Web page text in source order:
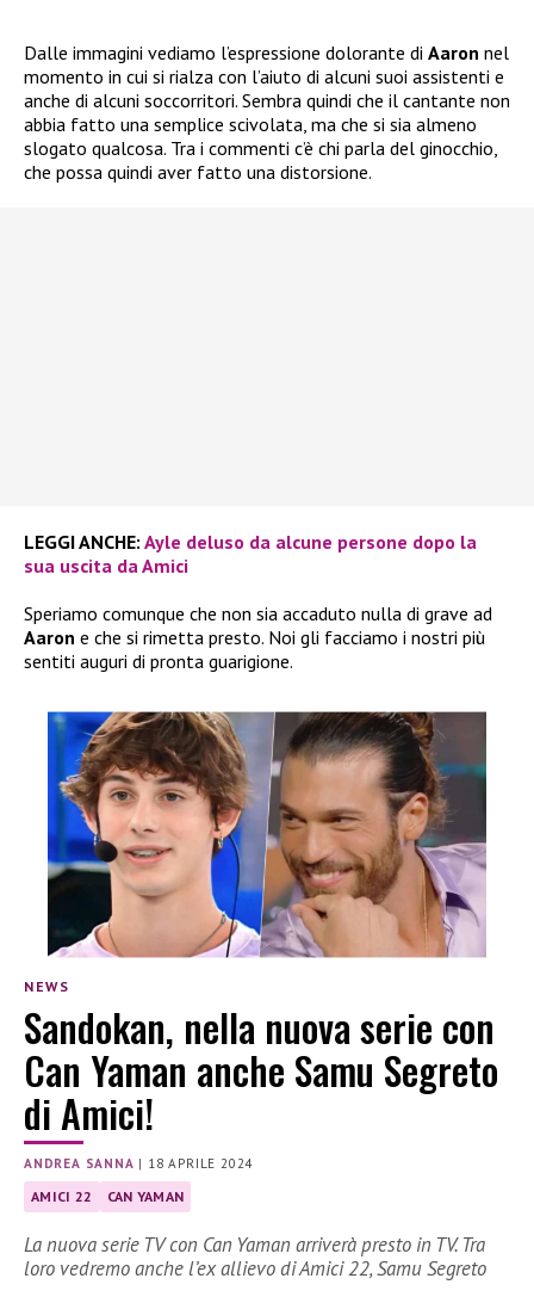
Dalle immagini vediamo l’espressione dolorante di Aaron nel
momento in cui si rialza con l’aiuto di alcuni suoi assistenti e
anche di alcuni soccorritori. Sembra quindi che il cantante non
abbia fatto una semplice scivolata, ma che si sia almeno
slogato qualcosa. Tra i commenti c’è chi parla del ginocchio,
che possa quindi aver fatto una distorsione.
LEGGI ANCHE: Ayle deluso da alcune persone dopo la
sua uscita da Amici
Speriamo comunque che non sia accaduto nulla di grave ad
Aaron e che si rimetta presto. Noi gli facciamo i nostri più
sentiti auguri di pronta guarigione.
NEWS
Sandokan, nella nuova serie con
Can Yaman anche Samu Segreto
di Amici!
ANDREA SANNA | 18 APRILE 2024
AMICI 22 CAN YAMAN
La nuova serie TV con Can Yaman arriverà presto in TV. Tra
loro vedremo anche l’ex allievo di Amici 22, Samu Segreto